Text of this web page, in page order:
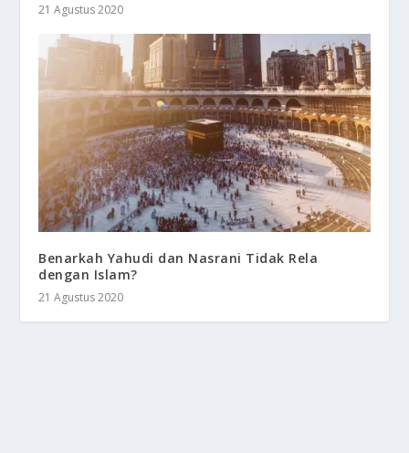
21 Agustus 2020
Benarkah Yahudi dan Nasrani Tidak Rela
dengan Islam?
21 Agustus 2020